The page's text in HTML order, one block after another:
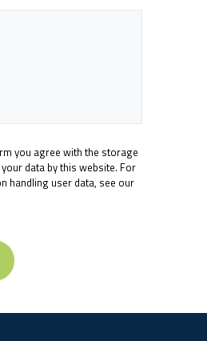
you agree with the storage
data by this website. For
handling user data, see our